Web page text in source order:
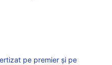
pe premier și pe